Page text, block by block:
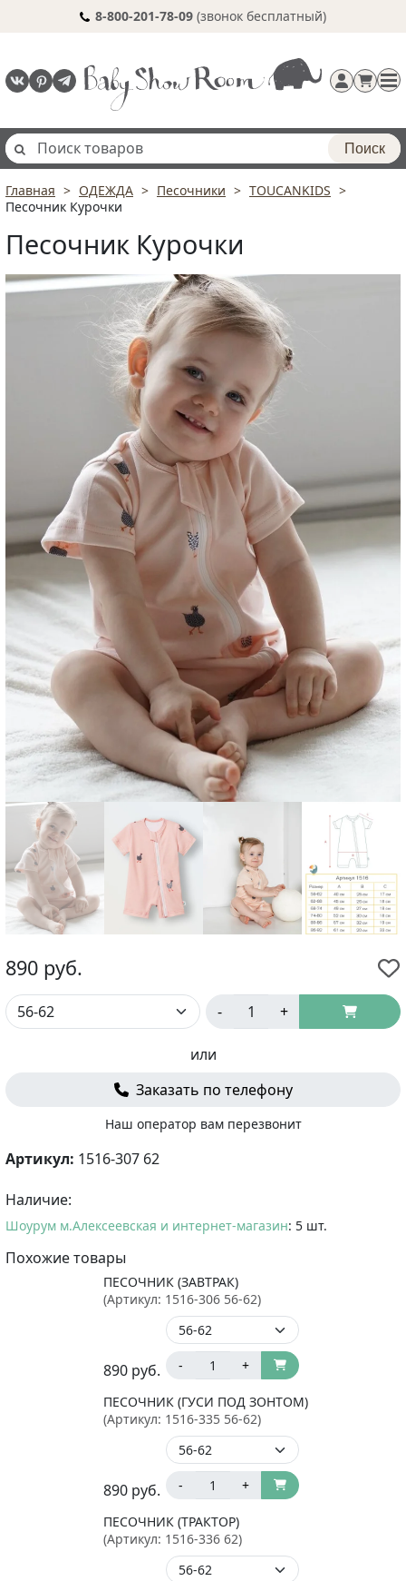
8-800-201-78-09 (звонок бесплатный)
Регистрация
Поиск
Главная ОДЕЖДА Песочники
TOUCANKIDS
Песочник Курочки
Песочник Курочки
890 руб.
- +
или
Заказать по телефону
Наш оператор вам перезвонит
Артикул: 1516-307 62
Наличие:
Шоурум м.Алексеевская и интернет-магазин: 5 шт.
Похожие товары
ПЕСОЧНИК (ЗАВТРАК)
(Артикул: 1516-306 56-62)
890 руб. - +
ПЕСОЧНИК (ГУСИ ПОД ЗОНТОМ)
(Артикул: 1516-335 56-62)
890 руб. - +
ПЕСОЧНИК (ТРАКТОР)
(Артикул: 1516-336 62)